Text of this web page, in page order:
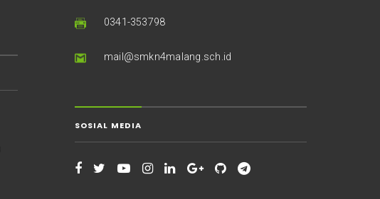
0341-353798
mail@smkn4malang.sch.id
SOSIAL MEDIA